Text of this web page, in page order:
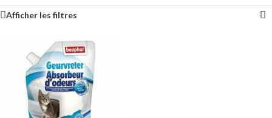
Afficher les filtres